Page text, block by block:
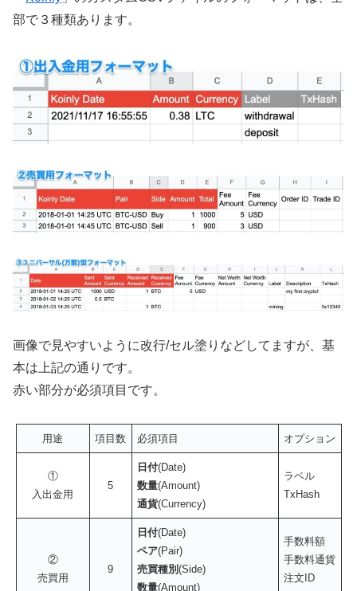
部で３種類あります。
画像で見やすいように改行/セル塗りなどしてますが、基
本は上記の通りです。
赤い部分が必須項目です。
用途 項目数 必須項目 オプション
①
入出金用
5
日付(Date)
数量(Amount)
通貨(Currency)
ラベル
TxHash
②
売買用
9
日付(Date)
ペア(Pair)
売買種別 (Side)
数量(Amount)
手数料額
手数料通貨
注文ID